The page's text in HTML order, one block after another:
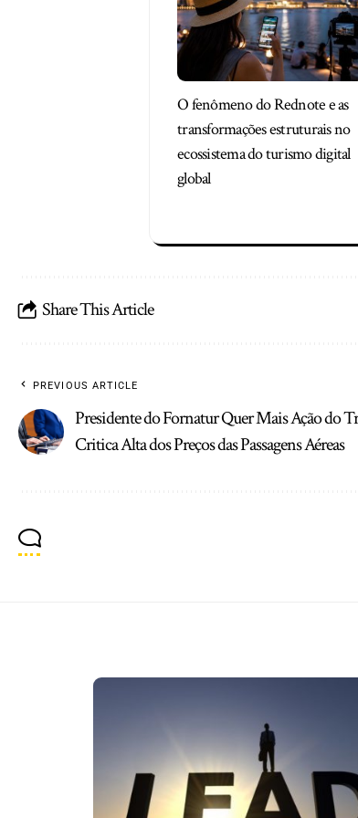
O fenômeno do Rednote e as
transformações estruturais no
ecossistema do turismo digital
global
Share This Article
PREVIOUS ARTICLE
Presidente do Fornatur Quer Mais Ação do
Critica Alta dos Preços das Passagens Aéreas